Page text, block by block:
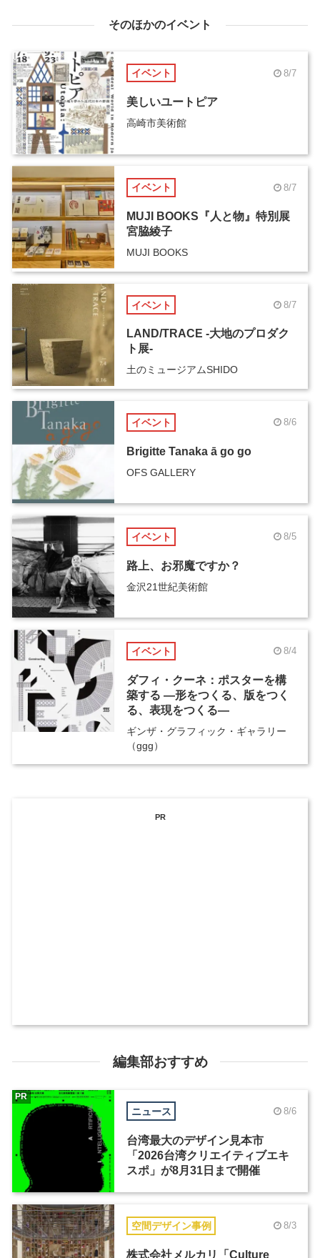
そのほかのイベント
イベント 8/7
美しいユートピア
高崎市美術館
イベント 8/7
MUJI BOOKS『人と物』特別展
宮脇綾子
MUJI BOOKS
イベント 8/7
LAND/TRACE -大地のプロダク
ト展-
土のミュージアムSHIDO
イベント 8/6
Brigitte Tanaka ā go go
OFS GALLERY
イベント 8/5
路上、お邪魔ですか？
金沢21世紀美術館
イベント 8/4
ダフィ・クーネ：ポスターを構
築する ―形をつくる、版をつく
る、表現をつくる―
ギンザ・グラフィック・ギャラリー
（ggg）
PR
編集部おすすめ
ニュース 8/6
台湾最大のデザイン見本市
「2026台湾クリエイティブエキ
スポ」が8月31日まで開催
PR
空間デザイン事例 8/3
株式会社メルカリ「Culture